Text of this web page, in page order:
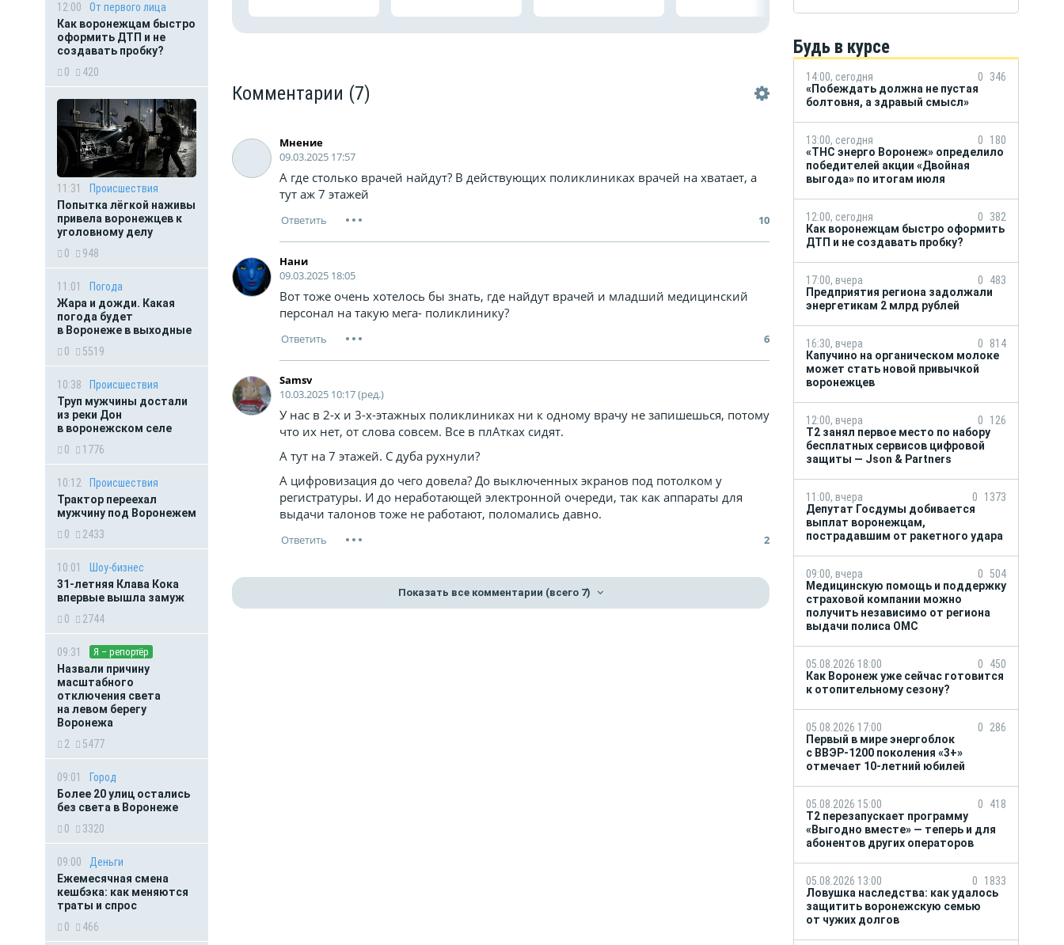
12:00
От первого лица
Как воронежцам быстро
оформить ДТП и не
создавать пробку?
0
420
11:31
Происшествия
Попытка лёгкой наживы
привела воронежцев к
уголовному делу
0
948
11:01
Погода
Жара и дожди. Какая
погода будет
в Воронеже в выходные
0
5519
10:38
Происшествия
Труп мужчины достали
из реки Дон
в воронежском селе
0
1776
10:12
Происшествия
Трактор переехал
мужчину под Воронежем
0
2433
10:01
Шоу-бизнес
31-летняя Клава Кока
впервые вышла замуж
0
2744
09:31 Я – репортёр
Назвали причину
масштабного
отключения света
на левом берегу
Воронежа
2
5477
09:01
Город
Более 20 улиц остались
без света в Воронеже
0
3320
09:00
Деньги
Ежемесячная смена
кешбэка: как меняются
траты и спрос
0
466
Комментарии (7)
Мнение
09.03.2025 17:57
А где столько врачей найдут? В действующих поликлиниках врачей на хватает, а
тут аж 7 этажей
10
Нани
09.03.2025 18:05
Вот тоже очень хотелось бы знать, где найдут врачей и младший медицинский
персонал на такую мега- поликлинику?
6
Samsv
10.03.2025 10:17 (ред.)
У нас в 2-х и 3-х-этажных поликлиниках ни к одному врачу не запишешься, потому
что их нет, от слова совсем. Все в плАтках сидят.
А тут на 7 этажей. С дуба рухнули?
А цифровизация до чего довела? До выключенных экранов под потолком у
регистратуры. И до неработающей электронной очереди, так как аппараты для
выдачи талонов тоже не работают, поломались давно.
2
Показать все комментарии (всего 7)
Будь в курсе
14:00, сегодня 0
346
«Побеждать должна не пустая
болтовня, а здравый смысл»
13:00, сегодня 0
180
«ТНС энерго Воронеж» определило
победителей акции «Двойная
выгода» по итогам июля
12:00, сегодня 0
382
Как воронежцам быстро оформить
ДТП и не создавать пробку?
17:00, вчера 0
483
Предприятия региона задолжали
энергетикам 2 млрд рублей
16:30, вчера 0
814
Капучино на органическом молоке
может стать новой привычкой
воронежцев
12:00, вчера 0
126
Т2 занял первое место по набору
бесплатных сервисов цифровой
защиты — Json & Partners
11:00, вчера 0
1373
Депутат Госдумы добивается
выплат воронежцам,
пострадавшим от ракетного удара
09:00, вчера 0 504
Медицинскую помощь и поддержку
страховой компании можно
получить независимо от региона
выдачи полиса ОМС
05.08.2026 18:00 0
450
Как Воронеж уже сейчас готовится
к отопительному сезону?
05.08.2026 17:00 0
286
Первый в мире энергоблок
с ВВЭР-1200 поколения «3+»
отмечает 10-летний юбилей
05.08.2026 15:00 0
418
Т2 перезапускает программу
«Выгодно вместе» — теперь и для
абонентов других операторов
05.08.2026 13:00 0
1833
Ловушка наследства: как удалось
защитить воронежскую семью
от чужих долгов